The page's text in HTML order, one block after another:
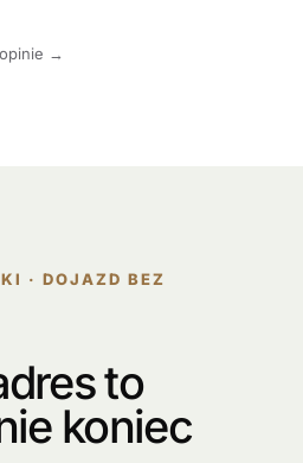
→
· DOJAZD BEZ
to
koniec